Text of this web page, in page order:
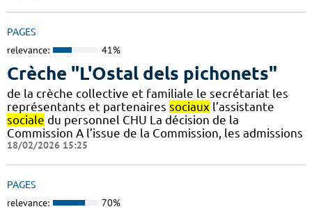
PAGES
relevance: 41%
Crèche "L'Ostal dels pichonets"
de la crèche collective et familiale le secrétariat les
représentants et partenaires sociaux l’assistante
sociale du personnel CHU La décision de la
Commission A l’issue de la Commission, les admissions
18/02/2026 15:25
PAGES
relevance: 70%